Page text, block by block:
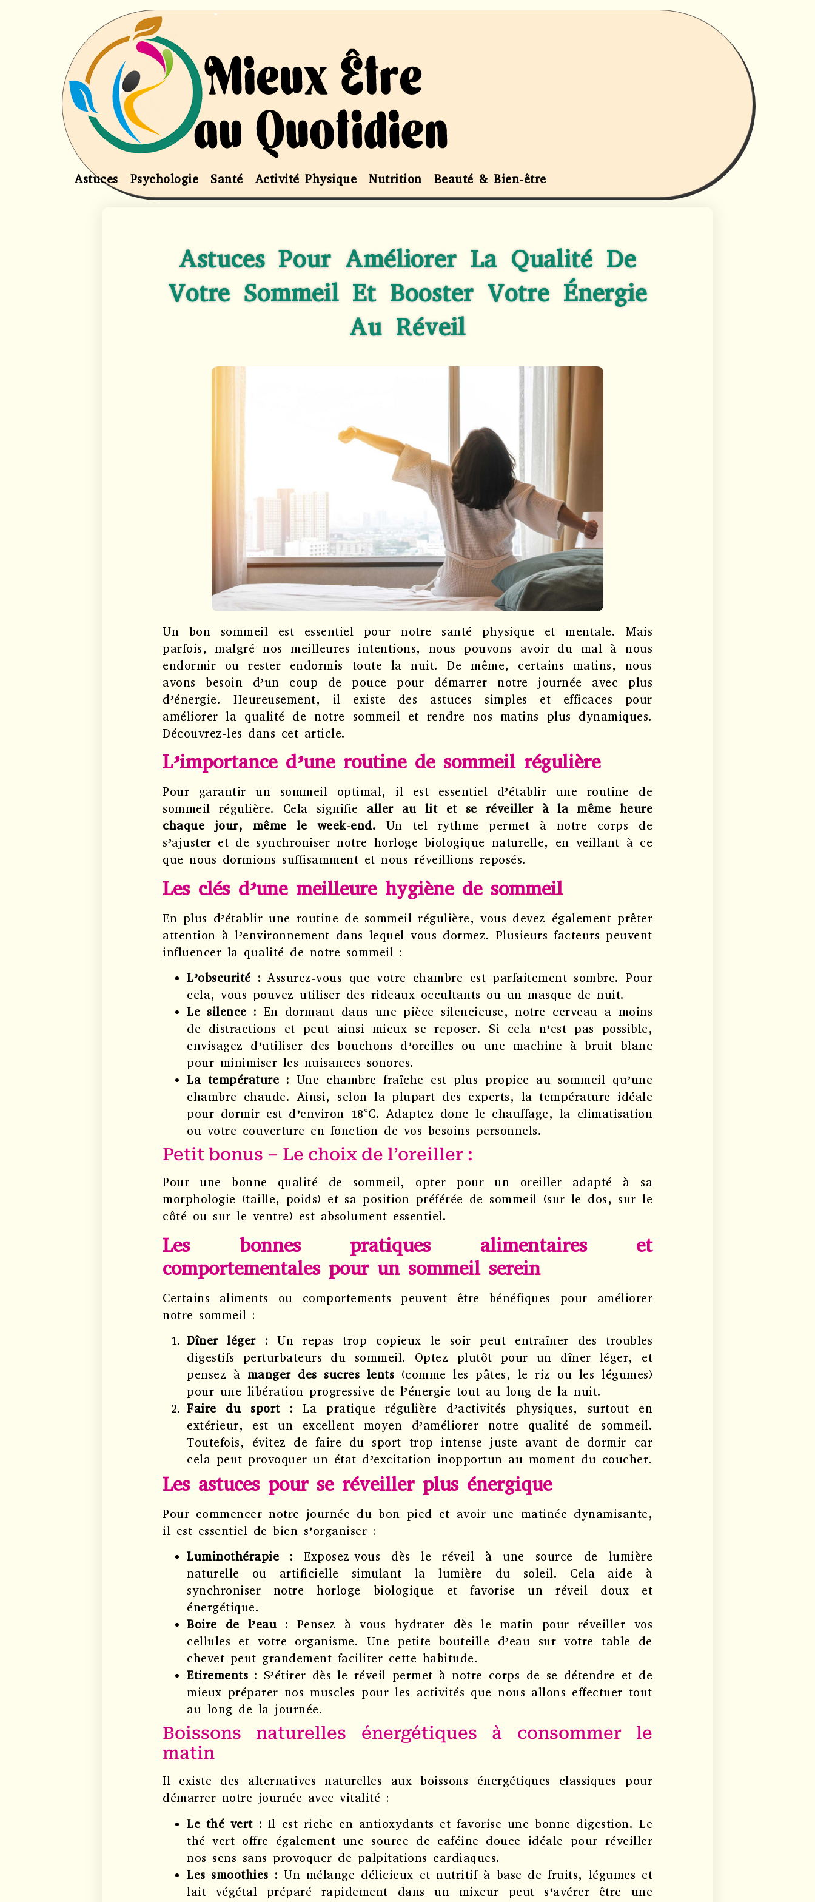
Astuces Psychologie Santé Activité Physique Nutrition Beauté & Bien-être
Astuces Pour Améliorer La Qualité De
Votre Sommeil Et Booster Votre Énergie
Au Réveil
Un bon sommeil est essentiel pour notre santé physique et mentale. Mais
parfois, malgré nos meilleures intentions, nous pouvons avoir du mal à nous
endormir ou rester endormis toute la nuit. De même, certains matins, nous
avons besoin d’un coup de pouce pour démarrer notre journée avec plus
d’énergie. Heureusement, il existe des astuces simples et efficaces pour
améliorer la qualité de notre sommeil et rendre nos matins plus dynamiques.
Découvrez-les dans cet article.
L’importance d’une routine de sommeil régulière
Pour garantir un sommeil optimal, il est essentiel d’établir une routine de
sommeil régulière. Cela signifie aller au lit et se réveiller à la même heure
chaque jour, même le week-end. Un tel rythme permet à notre corps de
s’ajuster et de synchroniser notre horloge biologique naturelle, en veillant à ce
que nous dormions suffisamment et nous réveillions reposés.
Les clés d’une meilleure hygiène de sommeil
En plus d’établir une routine de sommeil régulière, vous devez également prêter
attention à l’environnement dans lequel vous dormez. Plusieurs facteurs peuvent
influencer la qualité de notre sommeil :
L’obscurité :Assurez-vous que votre chambre est parfaitement sombre. Pour
cela, vous pouvez utiliser des rideaux occultants ou un masque de nuit.
Le silence : En dormant dans une pièce silencieuse, notre cerveau a moins
de distractions et peut ainsi mieux se reposer. Si cela n’est pas possible,
envisagez d’utiliser des bouchons d’oreilles ou une machine à bruit blanc
pour minimiser les nuisances sonores.
La température : Une chambre fraîche est plus propice au sommeil qu’une
chambre chaude. Ainsi, selon la plupart des experts, la température idéale
pour dormir est d’environ 18°C. Adaptez donc le chauffage, la climatisation
ou votre couverture en fonction de vos besoins personnels.
Petit bonus – Le choix de l’oreiller :
Pour une bonne qualité de sommeil, opter pour un oreiller adapté à sa
morphologie (taille, poids) et sa position préférée de sommeil (sur le dos, sur le
côté ou sur le ventre) est absolument essentiel.
Les bonnes pratiques alimentaires et
comportementales pour un sommeil serein
Certains aliments ou comportements peuvent être bénéfiques pour améliorer
notre sommeil :
Dîner léger : Un repas trop copieux le soir peut entraîner des troubles
digestifs perturbateurs du sommeil. Optez plutôt pour un dîner léger, et
pensez à manger des sucres lents (comme les pâtes, le riz ou les légumes)
pour une libération progressive de l’énergie tout au long de la nuit.
Faire du sport : La pratique régulière d’activités physiques, surtout en
extérieur, est un excellent moyen d’améliorer notre qualité de sommeil.
Toutefois, évitez de faire du sport trop intense juste avant de dormir car
cela peut provoquer un état d’excitation inopportun au moment du coucher.
Les astuces pour se réveiller plus énergique
Pour commencer notre journée du bon pied et avoir une matinée dynamisante,
il est essentiel de bien s’organiser :
Luminothérapie : Exposez-vous dès le réveil à une source de lumière
naturelle ou artificielle simulant la lumière du soleil. Cela aide à
synchroniser notre horloge biologique et favorise un réveil doux et
énergétique.
Boire de l’eau : Pensez à vous hydrater dès le matin pour réveiller vos
cellules et votre organisme. Une petite bouteille d’eau sur votre table de
chevet peut grandement faciliter cette habitude.
Etirements : S’étirer dès le réveil permet à notre corps de se détendre et de
mieux préparer nos muscles pour les activités que nous allons effectuer tout
au long de la journée.
Boissons naturelles énergétiques à consommer le
matin
Il existe des alternatives naturelles aux boissons énergétiques classiques pour
démarrer notre journée avec vitalité :
Le thé vert : Il est riche en antioxydants et favorise une bonne digestion. Le
thé vert offre également une source de caféine douce idéale pour réveiller
nos sens sans provoquer de palpitations cardiaques.
Les smoothies : Un mélange délicieux et nutritif à base de fruits, légumes et
lait végétal préparé rapidement dans un mixeur peut s’avérer être une